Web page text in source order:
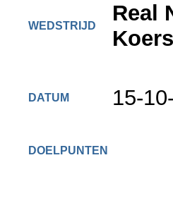
WEDSTRIJD
Real
DATUM 15-
DOELPUNTEN